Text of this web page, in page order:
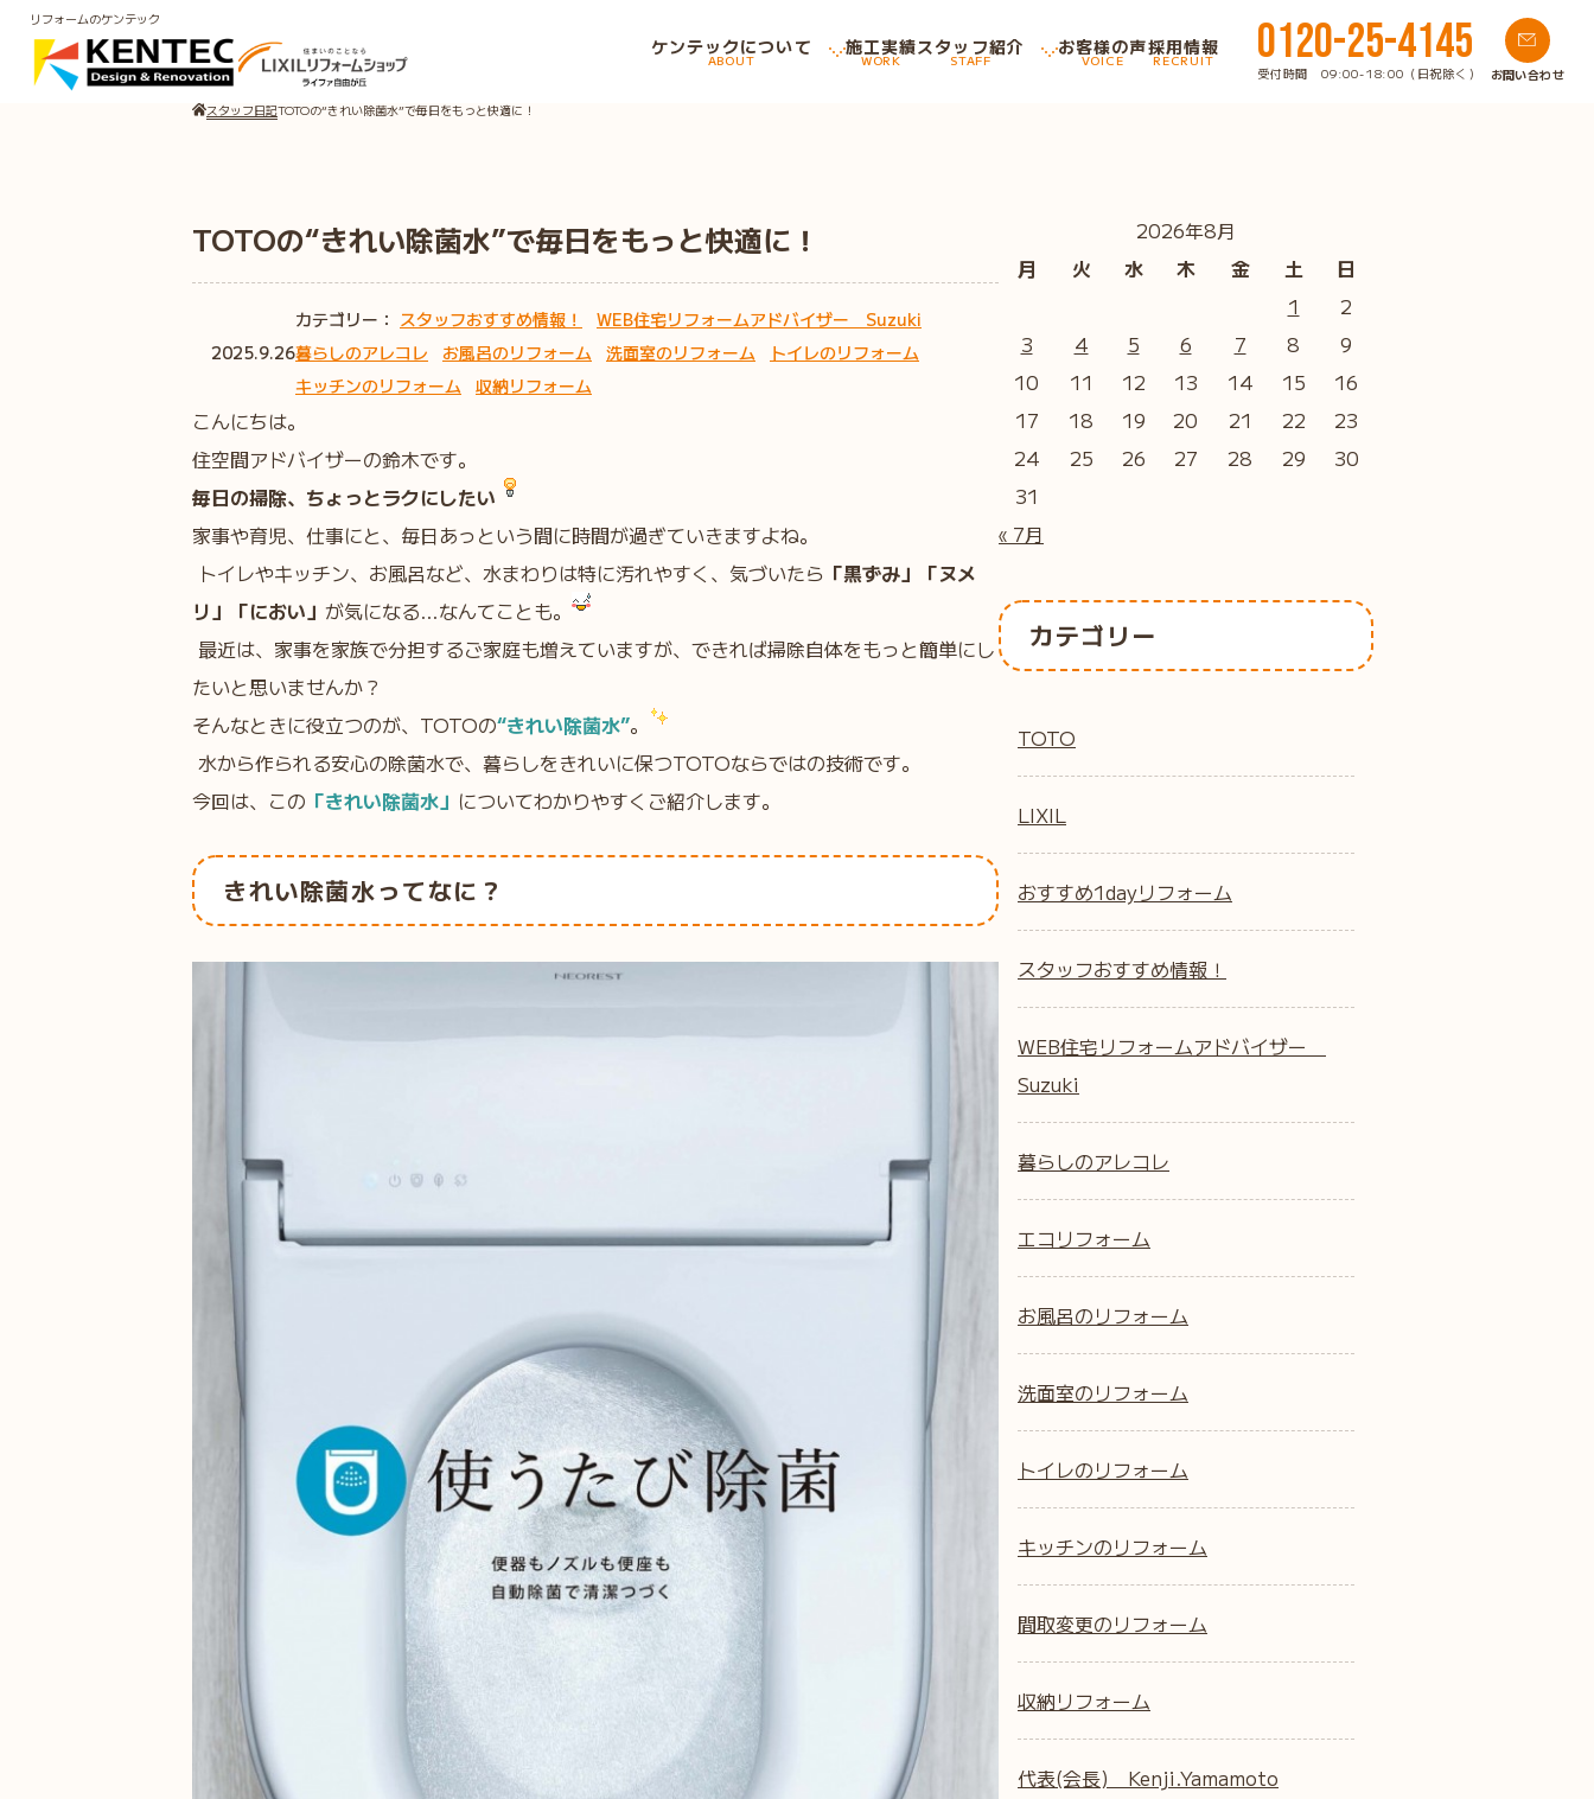
リフォームのケンテック
ケンテックについて
ABOUT
施工実績
WORK
スタッフ紹介
STAFF
お客様の声
VOICE
採用情報
RECRUIT 0120-25-4145
受付時間 09:00-18:00（日祝除く） お問い合わせ
スタッフ日記TOTOの“きれい除菌水”で毎日をもっと快適に！
TOTOの“きれい除菌水”で毎日をもっと快適に！
2025.9.26
カテゴリー： スタッフおすすめ情報！
WEB住宅リフォームアドバイザー Suzuki
暮らしのアレコレ
お風呂のリフォーム 洗面室のリフォーム
トイレのリフォーム
キッチンのリフォーム 収納リフォーム
こんにちは。
住空間アドバイザーの鈴木です。
毎日の掃除、ちょっとラクにしたい
家事や育児、仕事にと、毎日あっという間に時間が過ぎていきますよね。
トイレやキッチン、お風呂など、水まわりは特に汚れやすく、気づいたら 「黒ずみ」「ヌメ
リ」「におい」 が気になる…なんてことも。
最近は、家事を家族で分担するご家庭も増えていますが、できれば掃除自体をもっと簡単にし
たいと思いませんか？
そんなときに役立つのが、TOTOの“きれい除菌水”。
水から作られる安心の除菌水で、暮らしをきれいに保つTOTOならではの技術です。
今回は、この 「きれい除菌水」 についてわかりやすくご紹介します。
きれい除菌水ってなに？
2026年8月
月
火 水 木 金 土 日
« 7月
1
2
3
4 5 6 7 8
9
10
11 12 13 14 15
16
17
18 19 20 21 22
23
24
25 26 27 28 29
30
31
カテゴリー
TOTO
LIXIL
おすすめ1dayリフォーム
スタッフおすすめ情報！
WEB住宅リフォームアドバイザー
Suzuki
暮らしのアレコレ
エコリフォーム
お風呂のリフォーム
洗面室のリフォーム
トイレのリフォーム
キッチンのリフォーム
間取変更のリフォーム
収納リフォーム
代表(会長) Kenji.Yamamoto